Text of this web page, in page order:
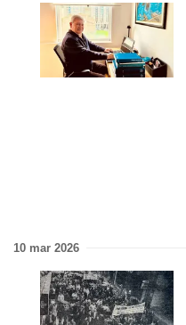
10 mar 2026